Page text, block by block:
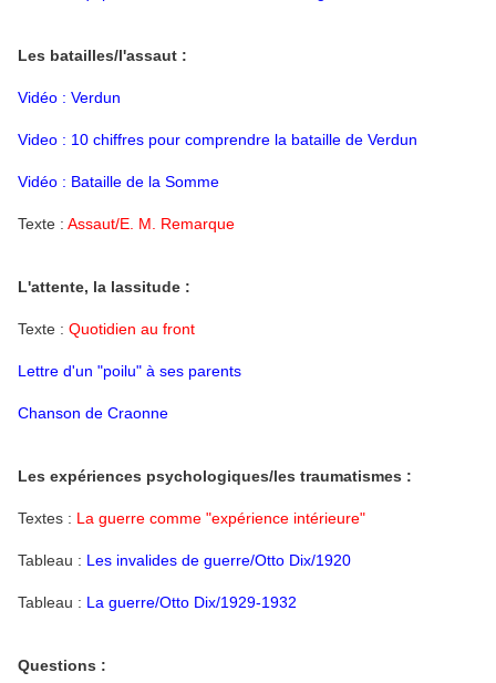
Les batailles/l'assaut :
Vidéo : Verdun
Video : 10 chiffres pour comprendre la bataille de Verdun
Vidéo : Bataille de la Somme
Texte : Assaut/E. M. Remarque
L'attente, la lassitude :
Texte : Quotidien au front
Lettre d'un "poilu" à ses parents
Chanson de Craonne
Les expériences psychologiques/les traumatismes :
Textes : La guerre comme "expérience intérieure"
Tableau : Les invalides de guerre/Otto Dix/1920
Tableau : La guerre/Otto Dix/1929-1932
Questions :